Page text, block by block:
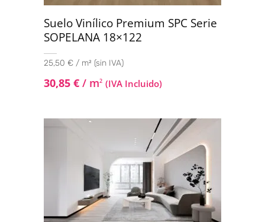
Suelo Vinílico Premium SPC Serie
SOPELANA 18×122
25,50 € / m² (sin IVA)
30,85 € / m2 (IVA Incluido)